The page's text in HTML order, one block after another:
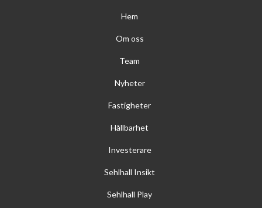
Hem
Om oss
Team
Nyheter
Fastigheter
Hållbarhet
Investerare
Sehlhall Insikt
Sehlhall Play